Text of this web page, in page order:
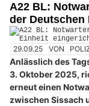
A22 BL:
der
29.09.25 VON
Anlässlich des
3. Oktober 2025,
erneut einen
zwischen Sissach